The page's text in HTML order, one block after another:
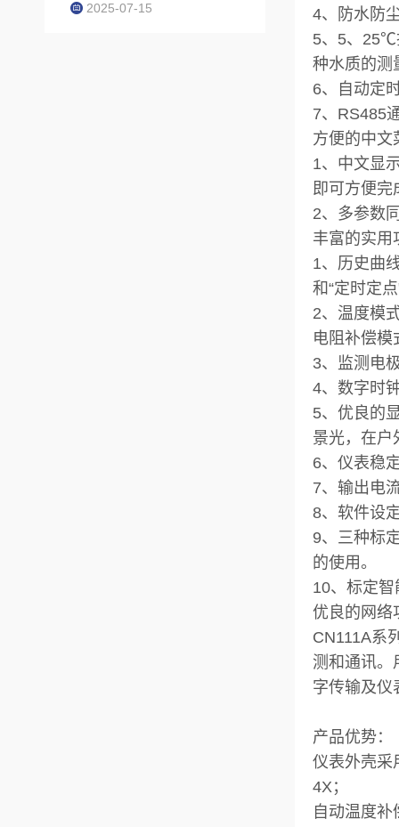
4、防水防
5、5、25℃
种水质的测
6、自动定
7、RS485
方便的中文
1、中文显
即可方便完
2、多参数
丰富的实用
1、历史曲
和“定时定
2、温度模
电阻补偿模
3、监测电
4、数字时
5、优良的
景光，在户
6、仪表稳
7、输出电
8、软件设
9、三种标
的使用。
10、标定
优良的网络
CN111A系
测和通讯。
字传输及仪
产品优势：
仪表外壳采
4X；
自动温度补
2025-07-15